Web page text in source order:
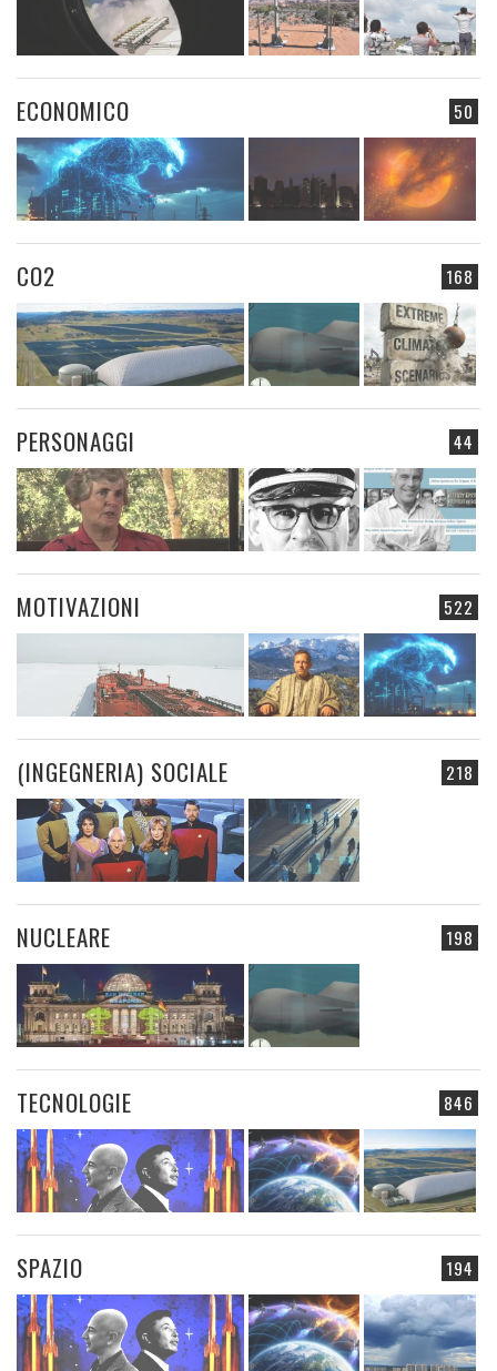
50
ECONOMICO
168
CO2
44
PERSONAGGI
522
MOTIVAZIONI
218
(INGEGNERIA) SOCIALE
198
NUCLEARE
846
TECNOLOGIE
194
SPAZIO